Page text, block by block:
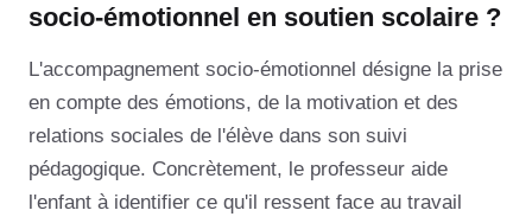
socio-émotionnel en soutien scolaire ?
L'accompagnement socio-émotionnel désigne la prise
en compte des émotions, de la motivation et des
relations sociales de l'élève dans son suivi
pédagogique. Concrètement, le professeur aide
l'enfant à identifier ce qu'il ressent face au travail